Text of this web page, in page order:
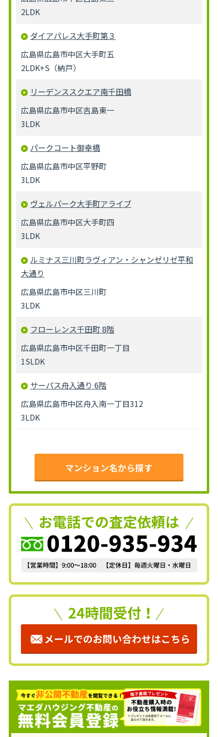
2LDK
ダイアパレス大手町第３
広島県広島市中区大手町五
2LDK+S（納戸）
リーデンススクエア南千田橋
広島県広島市中区吉島東一
3LDK
パークコート御幸橋
広島県広島市中区平野町
3LDK
ヴェルパーク大手町アライブ
広島県広島市中区大手町四
3LDK
ルミナス三川町ラヴィアン・シャンゼリゼ平和
大通り
広島県広島市中区三川町
3LDK
フローレンス千田町 8階
広島県広島市中区千田町一丁目
1SLDK
サーパス舟入通り 6階
広島県広島市中区舟入南一丁目312
3LDK
マンション名から探す